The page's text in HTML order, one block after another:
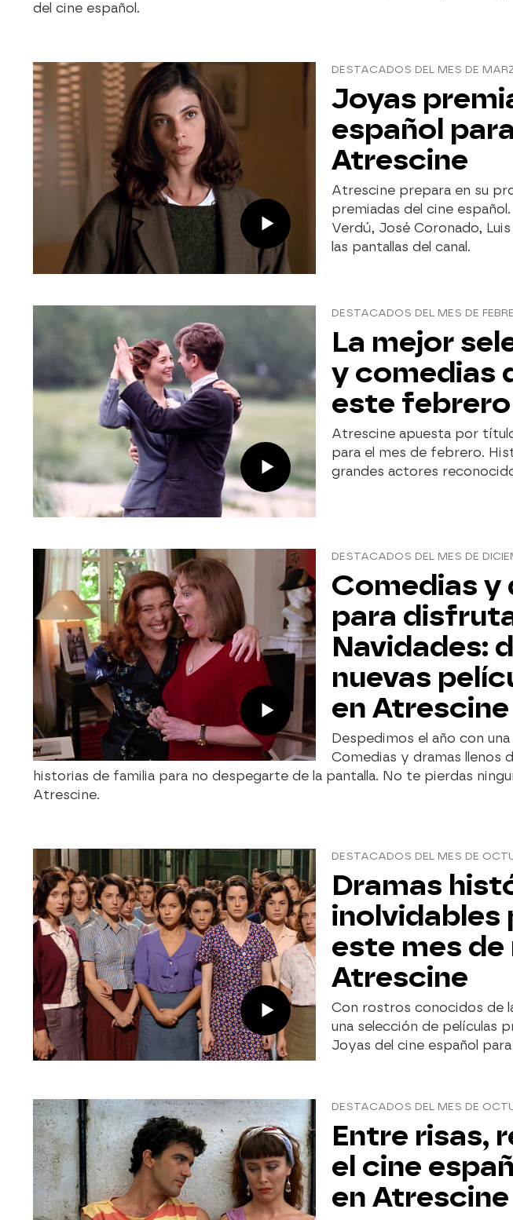
del cine español.
DESTACADOS DEL MES DE
Joyas
español
Atrescine
Atrescine prepara en su
premiadas del cine
Verdú, José Coronado,
las pantallas del canal.
DESTACADOS DEL MES DE
La mejor
y comedias
este
Atrescine apuesta por
para el mes de febrero.
grandes actores
DESTACADOS DEL MES DE
Comedias y
para
Navidades:
nuevas
en Atrescine
Despedimos el año con
Comedias y dramas llenos
historias de familia para no despegarte de la pantalla. No te pierdas
Atrescine.
DESTACADOS DEL MES DE
Dramas
este mes
Atrescine
Con rostros conocidos de
una selección de películas
Joyas del cine español
DESTACADOS DEL MES DE
Entre risas,
el cine
en Atrescine